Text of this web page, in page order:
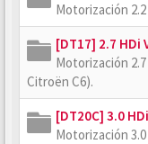
Motorización 2.2
[DT17] 2.7 HDi
Motorización
Citroën C6).
[DT20C] 3.0
Motorización